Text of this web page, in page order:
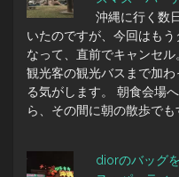
沖縄に行く数
いたのですが、今回はも
なって、直前でキャンセ
観光客の観光バスまで加
る気がします。 朝食会場
ら、その間に朝の散歩でも
diorのバッグ